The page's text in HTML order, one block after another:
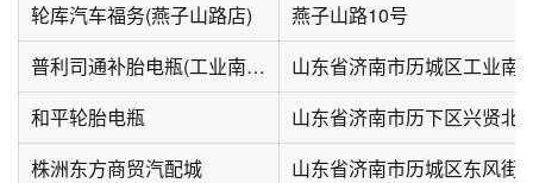
轮库汽车福务(燕子山路店)
燕子山路10号
普利司通补胎电瓶(工业南路店)
山东省济南市历城区工业南
和平轮胎电瓶
株洲东方商贸汽配城
山东省济南市历城区东风街